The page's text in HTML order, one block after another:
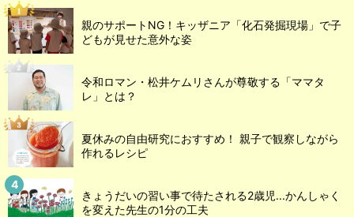
親のサポートNG！キッザニア「化石発掘現場」で子
どもが見せた意外な姿
令和ロマン・松井ケムリさんが尊敬する「ママタ
レ」とは？
夏休みの自由研究におすすめ！ 親子で観察しながら
作れるレシピ
きょうだいの習い事で待たされる2歳児...かんしゃく
を変えた先生の1分の工夫